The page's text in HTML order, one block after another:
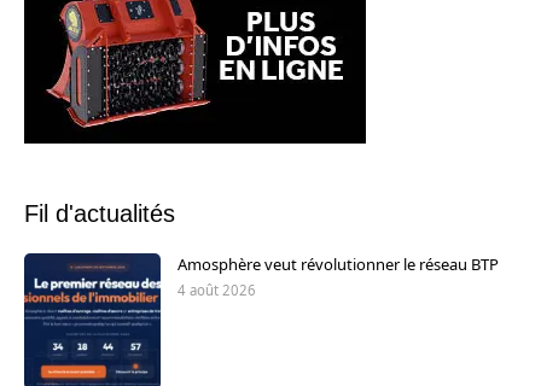
Fil d'actualités
Amosphère veut révolutionner le réseau BTP
4 août 2026